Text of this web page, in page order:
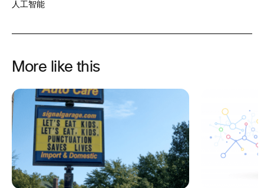
人工智能
More like this